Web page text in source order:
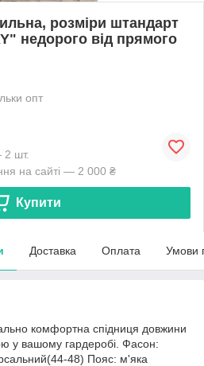
розміри штандарт
недорого від прямого
опт
2 шт.
на сайті — 2 000 ₴
Купити
Доставка Оплата Умови
комфортна спідниця довжини
у вашому гардеробі. Фасон:
48) Пояс: м'яка